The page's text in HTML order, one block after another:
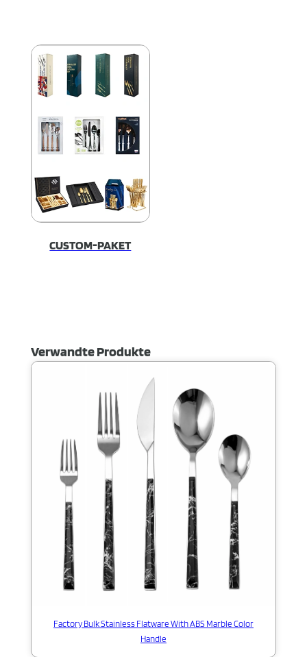
CUSTOM-PAKET
Verwandte Produkte
Factory Bulk Stainless Flatware With ABS Marble Color
Handle